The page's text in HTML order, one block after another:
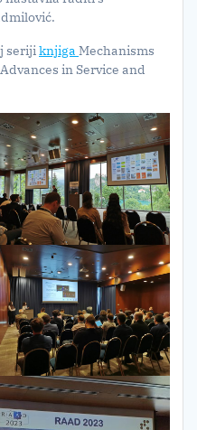
serijiknjiga Mechanisms
in Service and